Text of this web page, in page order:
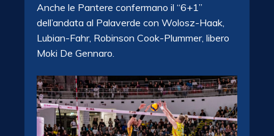
Anche le Pantere confermano il “6+1”
dell’andata al Palaverde con Wolosz-Haak,
Lubian-Fahr, Robinson Cook-Plummer, libero
Moki De Gennaro.